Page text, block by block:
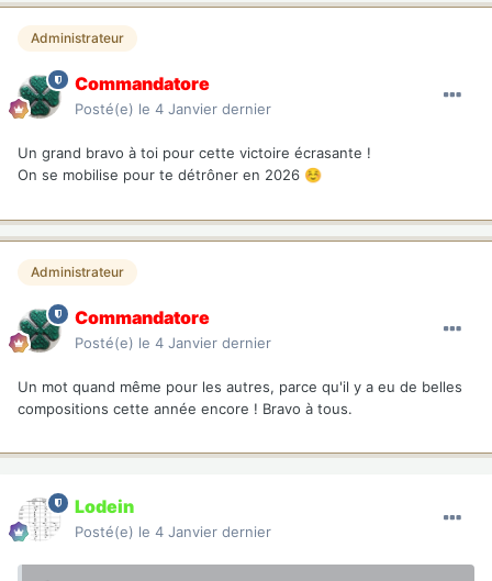
Administrateur
Commandatore
Posté(e) le 4 Janvier dernier
Un grand bravo à toi pour cette victoire écrasante !
On se mobilise pour te détrôner en 2026 ☺️
Administrateur
Commandatore
Posté(e) le 4 Janvier dernier
Un mot quand même pour les autres, parce qu'il y a eu de belles
compositions cette année encore ! Bravo à tous.
Lodein
Posté(e) le 4 Janvier dernier